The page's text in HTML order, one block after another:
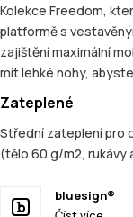
Kolekce Freedom,
platformě s
zajištění maximální
mít lehké nohy,
Zateplené
Střední zateplení pro
(tělo 60 g/m2, rukávy
bluesign®